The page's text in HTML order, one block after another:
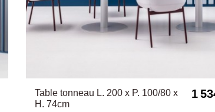
Table tonneau L. 200 x P. 100/80 x
H. 74cm
1